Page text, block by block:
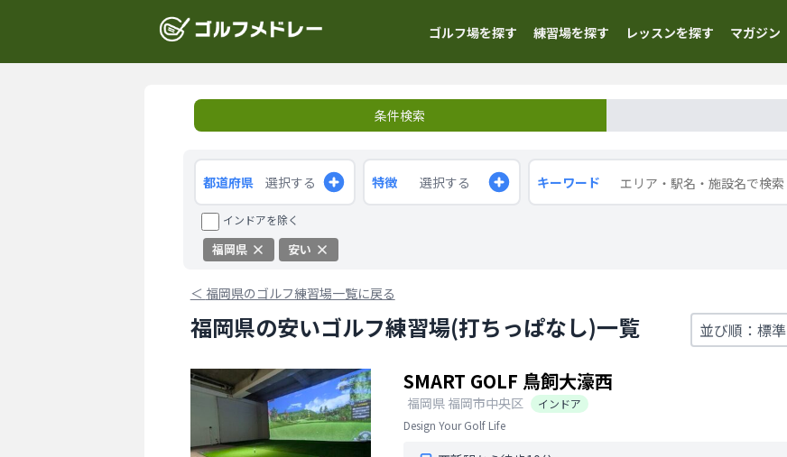
ゴルフ場を探す 練習場を探す レッスンを探す マガジン
条件検索
都道府県 選択する 特徴 選択する キーワード
インドアを除く
福岡県 安い
＜ 福岡県のゴルフ練習場一覧に戻る
福岡県の安いゴルフ練習場(打ちっぱなし)一覧
SMART GOLF 鳥飼大濠西
福岡県 福岡市中央区
インドア
Design Your Golf Life